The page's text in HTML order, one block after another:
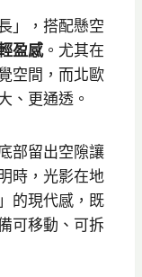
」，搭配懸空
盈感。尤其在
空間，而北歐
、更通透。
部留出空隙讓
時，光影在地
的現代感，既
可移動、可拆